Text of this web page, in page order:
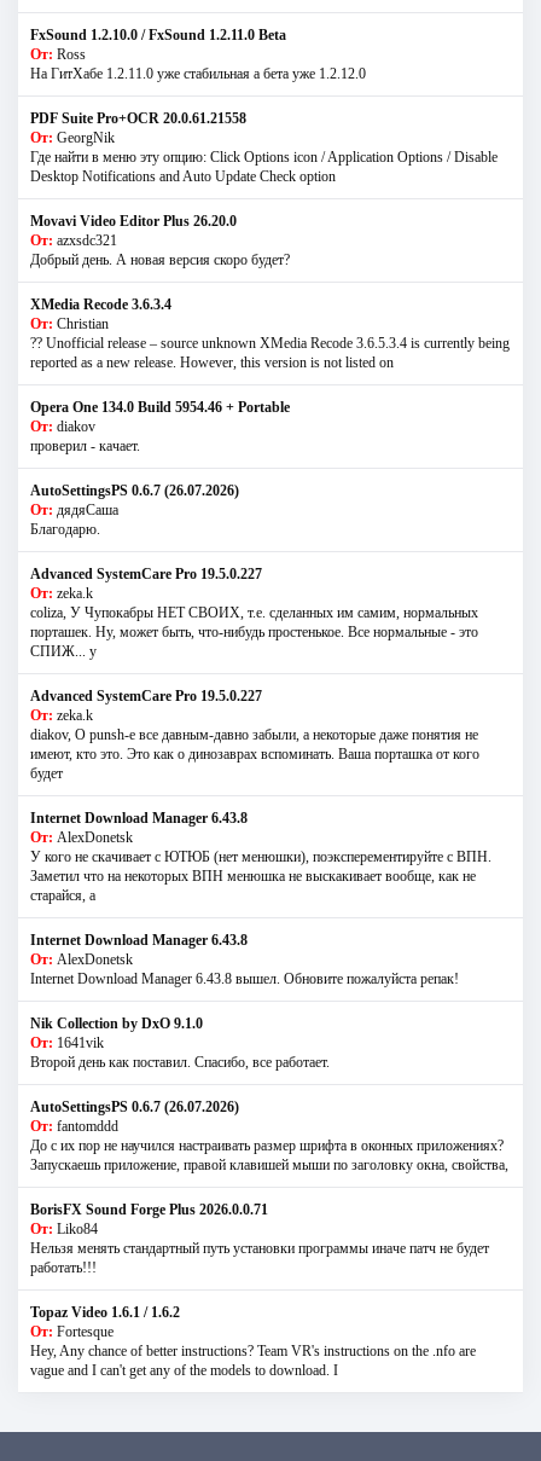
FxSound 1.2.10.0 / FxSound 1.2.11.0 Beta
От: Ross
На ГитХабе 1.2.11.0 уже стабильная а бета уже 1.2.12.0
PDF Suite Pro+OCR 20.0.61.21558
От: GeorgNik
Где найти в меню эту опцию: Click Options icon / Application Options / Disable
Desktop Notifications and Auto Update Check option
Movavi Video Editor Plus 26.20.0
От: azxsdc321
Добрый день. А новая версия скоро будет?
XMedia Recode 3.6.3.4
От: Christian
?? Unofficial release – source unknown XMedia Recode 3.6.5.3.4 is currently being
reported as a new release. However, this version is not listed on
Opera One 134.0 Build 5954.46 + Portable
От: diakov
проверил - качает.
AutoSettingsPS 0.6.7 (26.07.2026)
От: дядяСаша
Благодарю.
Advanced SystemCare Pro 19.5.0.227
От: zeka.k
coliza, У Чупокабры НЕТ СВОИХ, т.е. сделанных им самим, нормальных
порташек. Ну, может быть, что-нибудь простенькое. Все нормальные - это
СПИЖ... у
Advanced SystemCare Pro 19.5.0.227
От: zeka.k
diakov, О punsh-е все давным-давно забыли, а некоторые даже понятия не
имеют, кто это. Это как о динозаврах вспоминать. Ваша порташка от кого
будет
Internet Download Manager 6.43.8
От: AlexDonetsk
У кого не скачивает с ЮТЮБ (нет менюшки), поэксперементируйте с ВПН.
Заметил что на некоторых ВПН менюшка не выскакивает вообще, как не
старайся, а
Internet Download Manager 6.43.8
От: AlexDonetsk
Internet Download Manager 6.43.8 вышел. Обновите пожалуйста репак!
Nik Collection by DxO 9.1.0
От: 1641vik
Второй день как поставил. Спасибо, все работает.
AutoSettingsPS 0.6.7 (26.07.2026)
От: fantomddd
До с их пор не научился настраивать размер шрифта в оконных приложениях?
Запускаешь приложение, правой клавишей мыши по заголовку окна, свойства,
BorisFX Sound Forge Plus 2026.0.0.71
От: Liko84
Нельзя менять стандартный путь установки программы иначе патч не будет
работать!!!
Topaz Video 1.6.1 / 1.6.2
От: Fortesque
Hey, Any chance of better instructions? Team VR's instructions on the .nfo are
vague and I can't get any of the models to download. I